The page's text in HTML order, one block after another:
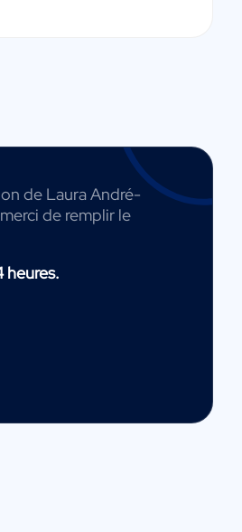
de Laura André-
de remplir le
heures.